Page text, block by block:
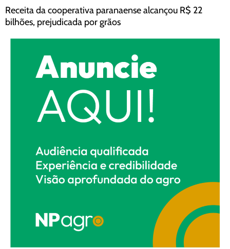
Receita da cooperativa paranaense alcançou R$ 22
bilhões, prejudicada por grãos